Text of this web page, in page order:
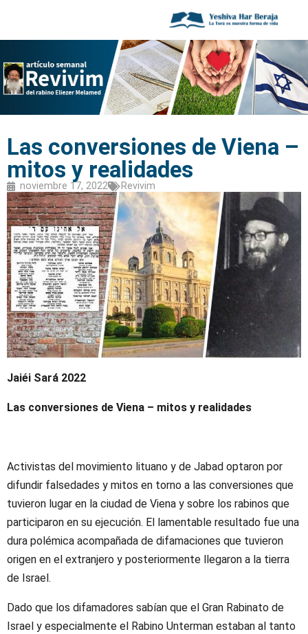
Las conversiones de Viena –
mitos y realidades
noviembre 17, 2022 Revivim
Jaiéi Sará 2022
Las conversiones de Viena – mitos y realidades
Activistas del movimiento lituano y de Jabad optaron por
difundir falsedades y mitos en torno a las conversiones que
tuvieron lugar en la ciudad de Viena y sobre los rabinos que
participaron en su ejecución. El lamentable resultado fue una
dura polémica acompañada de difamaciones que tuvieron
origen en el extranjero y posteriormente llegaron a la tierra
de Israel.
Dado que los difamadores sabían que el Gran Rabinato de
Israel y especialmente el Rabino Unterman estaban al tanto